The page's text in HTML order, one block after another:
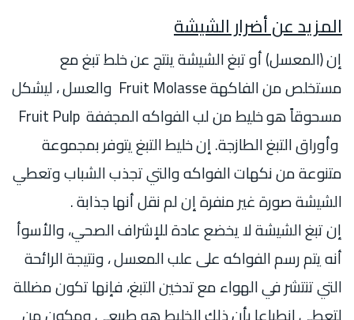
المزيد عن أضرار الشيشة
إن (المعسل) أو تبغ الشيشة ينتج عن خلط تبغ مع
مستخلص من الفاكهة Fruit Molasse والعسل ، ليشكل
مسحوقاً هو خليط من لب الفواكه المجففة Fruit Pulp
وأوراق التبغ الطازجة. إن خليط التبغ يتوفر بمجموعة
متنوعة من نكهات الفواكه والتي تجذب الشباب وتعطي
الشيشة صورة غير منفرة إن لم نقل أنها جذابة .
إن تبغ الشيشة لا يخضع عادة للإشراف الصحي، والأسوأ
أنه يتم رسم الفواكه على علب المعسل ، ونتيجة الرائحة
التي تنتشر في الهواء مع تدخين التبغ، فإنها تكون مضللة